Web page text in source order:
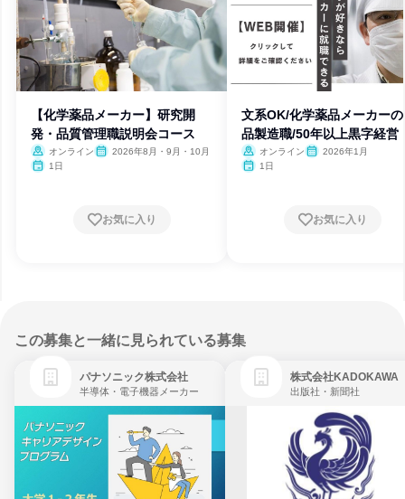
【化学薬品メーカー】研究開
発・品質管理職説明会コース
オンライン
2026年8月・9月・10月
1日
お気に入り
文系OK/化学薬品メーカー
品製造職/50年以上黒字経営
オンライン
2026年1月
1日
お気に入り
この募集と一緒に見られている募集
パナソニック株式会社
半導体・電子機器メーカー
株式会社KADOKAWA
出版社・新聞社